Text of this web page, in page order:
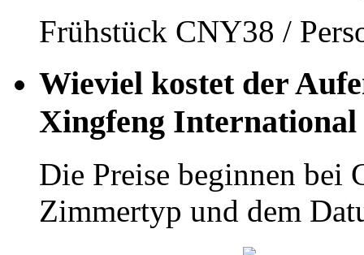
Frühstück CNY38 /
Wieviel kostet der
Xingfeng
Die Preise beginnen bei
Zimmertyp und dem